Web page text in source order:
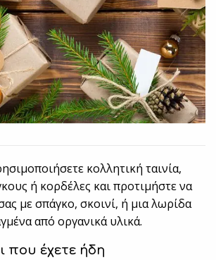
κολλητική ταινία,
ή κορδέλες και προτιμήστε να
με σπάγκο, σκοινί, ή μια λωρίδα
από oργανικά υλικά.
που έχετε ήδη